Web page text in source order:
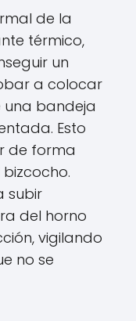
de la
térmico,
un
a colocar
una bandeja
Esto
de forma
subir
del horno
vigilando
no se